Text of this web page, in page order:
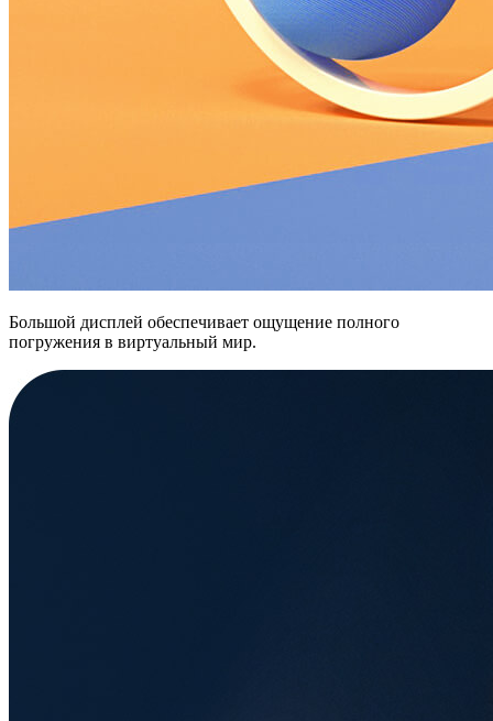
Большой дисплей обеспечивает ощущение полного
погружения в виртуальный мир.